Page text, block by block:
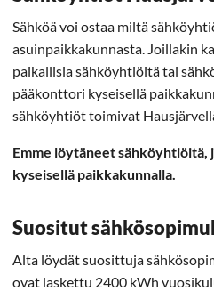
Sähköä voi ostaa miltä
asuinpaikkakunnasta. Joillakin
paikallisia sähköyhtiöitä tai
pääkonttori kyseisellä
sähköyhtiöt toimivat
Emme löytäneet sähköyhtiöitä,
kyseisellä paikkakunnalla.
Suositut
Alta löydät suosittuja
ovat laskettu 2400 kWh